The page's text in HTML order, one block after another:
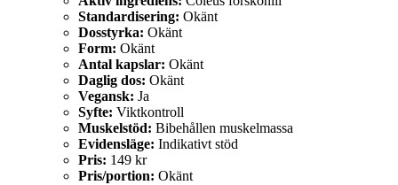
Standardisering: Okänt
Dosstyrka: Okänt
Form: Okänt
Antal kapslar: Okänt
Daglig dos: Okänt
Vegansk: Ja
Syfte: Viktkontroll
Muskelstöd: Bibehållen muskelmassa
Evidensläge: Indikativt stöd
Pris: 149 kr
Pris/portion: Okänt